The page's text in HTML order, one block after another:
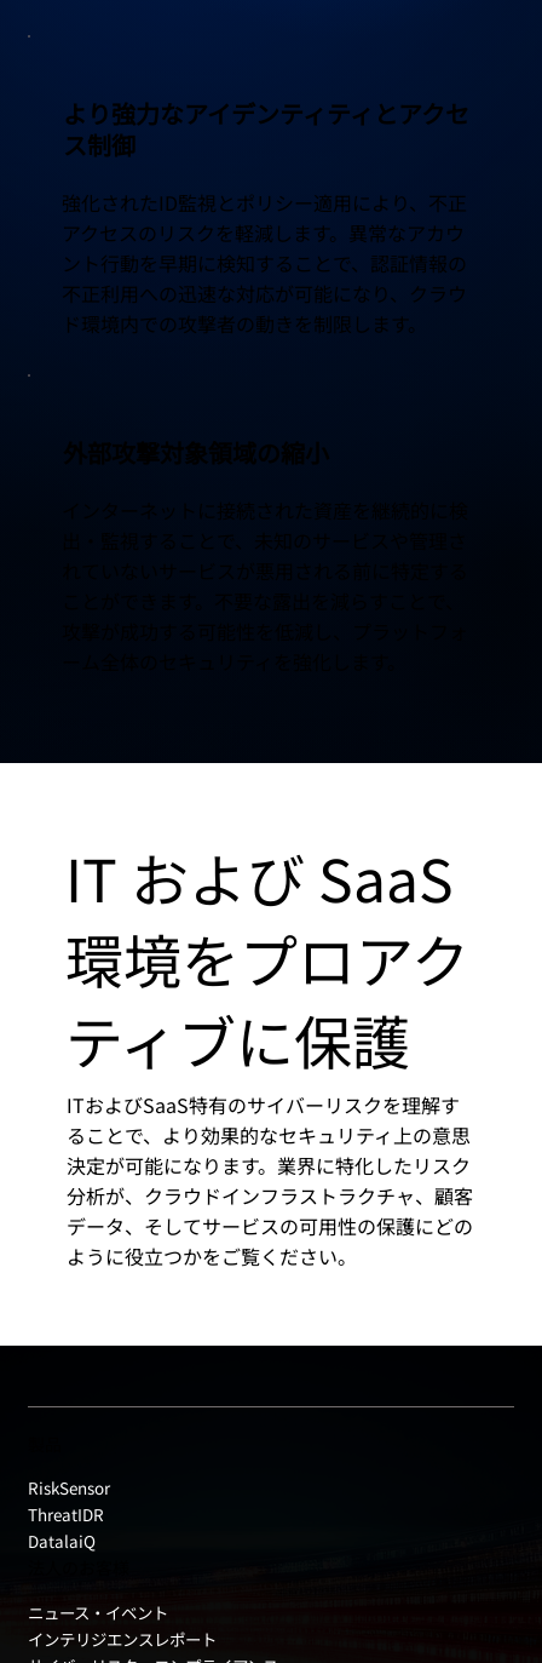
より強力なアイデンティティとアクセ
ス制御
強化されたID監視とポリシー適用により、不正
アクセスのリスクを軽減します。異常なアカウ
ント行動を早期に検知することで、認証情報の
不正利用への迅速な対応が可能になり、クラウ
ド環境内での攻撃者の動きを制限します。
外部攻撃対象領域の縮小
インターネットに接続された資産を継続的に検
IT および SaaS
環境をプロアク
ティブに保護
ITおよびSaaS特有のサイバーリスクを理解す
ることで、より効果的なセキュリティ上の意思
決定が可能になります。業界に特化したリスク
分析が、クラウドインフラストラクチャ、顧客
データ、そしてサービスの可用性の保護にどの
ように役立つかをご覧ください。
RiskSensor
ThreatIDR
DatalaiQ
ニュース・イベント
インテリジエンスレポート